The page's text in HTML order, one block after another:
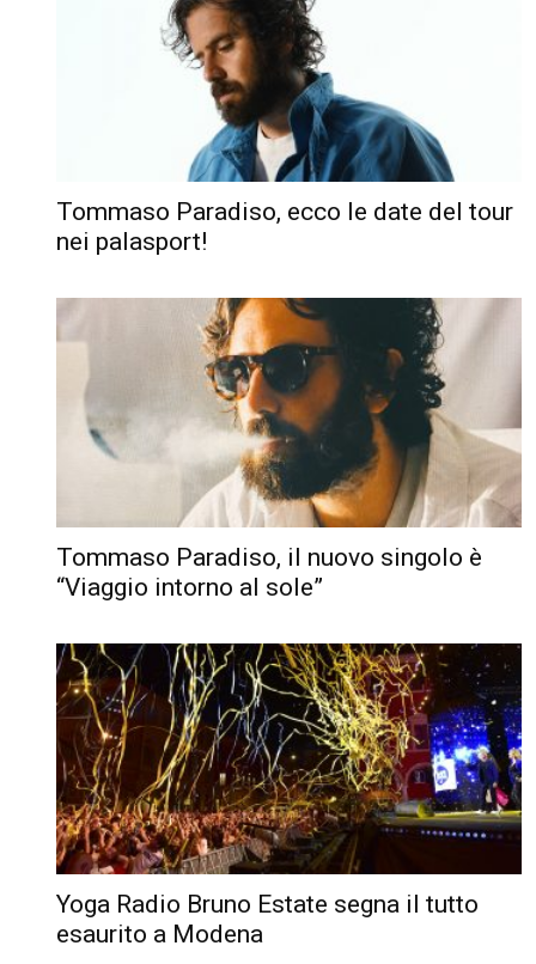
Tommaso Paradiso, ecco le date del tour
nei palasport!
Tommaso Paradiso, il nuovo singolo è
“Viaggio intorno al sole”
Yoga Radio Bruno Estate segna il tutto
esaurito a Modena